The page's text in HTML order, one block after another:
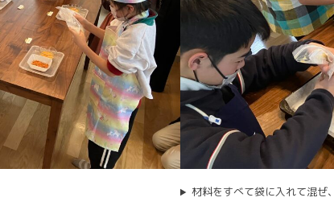
材料をすべて袋に入れて混ぜ